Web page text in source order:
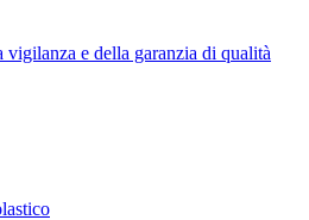
e della garanzia di qualità